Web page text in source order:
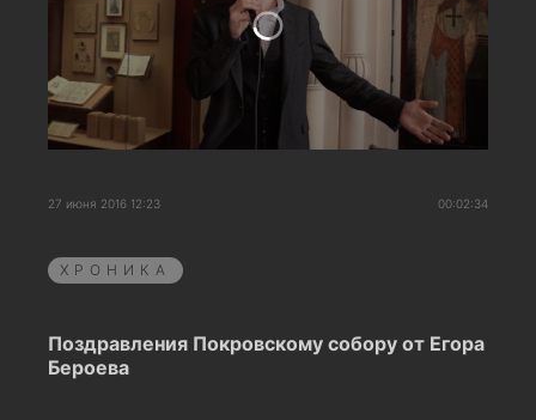
27 июня 2016 12:23 00:02:34
ХРОНИКА
Поздравления Покровскому собору от Егора
Бероева